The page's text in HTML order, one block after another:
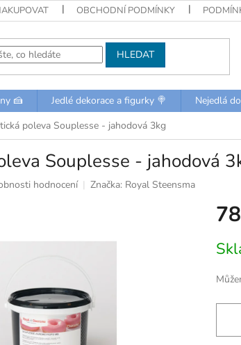
OBCHODNÍ PODMÍNKY
HLEDAT
🍰 Jedlé dekorace a figurky 🍭 Nejedlá
poleva Souplesse - jahodová 3kg
Souplesse - jahodová
hodnocení Značka: Royal Steensma
cena: